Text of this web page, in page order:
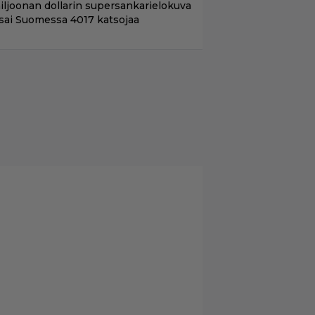
dollarin supersankarielokuva
Suomessa 4017 katsojaa